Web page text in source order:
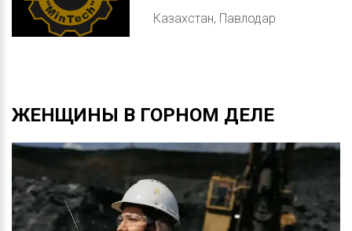
Казахстан, Павлодар
ЖЕНЩИНЫ В ГОРНОМ ДЕЛЕ